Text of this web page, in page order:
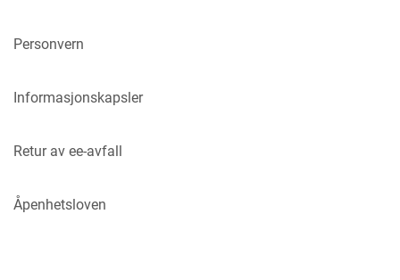
Personvern
Informasjonskapsler
Retur av ee-avfall
Åpenhetsloven